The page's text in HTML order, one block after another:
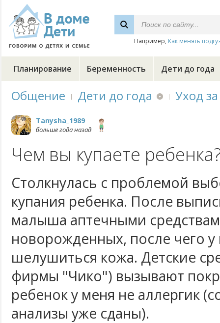
Например, Как менять
Планирование Беременность Дети до года
Общение Дети до года Уход
Tanysha_1989
больше года назад
Чем вы купаете
Столкнулась с проблемой
купания ребенка. После
малыша аптечными
новорожденных, после чего у
шелушиться кожа. Детские
фирмы "Чико") вызывают
ребенок у меня не аллергик
анализы уже сданы).